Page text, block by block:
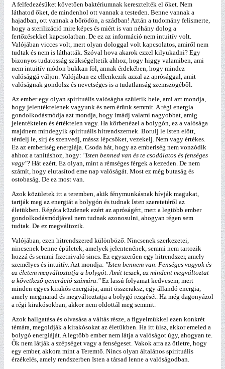
A felfedezésüket követően baktériumnak keresztelték el őket. Nem
láthatod őket, de mindenhol ott vannak a testeden. Benne vannak a
hajadban, ott vannak a bőrödön, a szádban! Aztán a tudomány felismerte,
hogy a sterilizáció mire képes és miért is van néhány dolog a
fertőzésekkel kapcsolatban. De ez az információ nem intuitív volt.
Valójában vicces volt, mert olyan dologgal volt kapcsolatos, amiről nem
tudtak és nem is láthatták. Szóval hova akarok ezzel kilyukadni? Egy
bizonyos tudatosság szükségeltetik ahhoz, hogy higgy valamiben, ami
nem intuitív módon bukkan föl, annak érdekében, hogy mindez
valósággá váljon. Valójában ez ellenkezik azzal az aprósággal, amit
valóságnak gondolsz és nevetséges is a tudatlanság szemszögéből.
Az ember egy olyan spirituális valóságba születik bele, ami azt mondja,
hogy jelentéktelenek vagyunk és nem érünk semmit. A régi energia
gondolkodásmódja azt mondja, hogy imádj valami nagyobbat, amíg
jelentéktelen és értéktelen vagy. Ha körbenézel a bolygón, ez a valósága
majdnem mindegyik spirituális hitrendszernek. Borulj le Isten előtt,
térdelj le, sírj és szenvedj, mássz lépcsőket, vezekelj. Nem vagy értékes.
Ez az emberiség energiája. Csoda hát, hogy az emberiség nem vonzódik
ahhoz a tanításhoz, hogy: "Isten benned van és te csodálatos és fenséges
vagy"? Hát ezért. Ez olyan, mint a rémséges férgek a kezeden. De nem
számít, hogy elutasítod eme nap valóságát. Most ez még butaság és
ostobaság. De ez most van.
Azok közületek itt a teremben, akik fénymunkásnak hívják magukat,
tartják meg az energiát a bolygón és tudnak Isten szeretetéről az
életükben. Régóta küzdenek ezért az apróságért, mert a legtöbb ember
gondolkodásmódjával nem tudnak azonosulni, ahogyan régen sem
tudtak. De ez megváltozik.
Valójában, ezen hitrendszered különböző. Nincsenek szerkezetei,
nincsenek benne épületek, amelyek jelentenének, semmi nem tartozik
hozzá és semmi fizetnivaló sincs. Ez egyszerűen egy hitrendszer, amely
személyes és intuitív. Azt mondja: "Isten bennem van. Fenséges vagyok és
az életem megváltoztatja a bolygót. Amit teszek, az mindent megváltoztat
a következő generáció számára."Ez lassú folyamat kedvesem, mert
minden egyes kirakós energiája, amit összeraksz, egy állandó energia,
amely megmarad és megváltoztatja a bolygó rezgését. Ha még dagonyázol
a régi kirakósokban, akkor nem oldottál meg semmit.
Azok hallgatása és olvasása a váltás része, a figyelmükkel ezen konkrét
témára, megoldják a kirakósokat az életükben. Ha itt ülsz, akkor emeled a
bolygó energiáját. A legtöbb ember nem látja a valóságot úgy, ahogyan te.
Ők nem látják a szépséget vagy a fenségeset. Vakok arra az ötletre, hogy
egy ember, akkora mint a Teremtő. Nincs olyan általános spirituális
érzékelés, amely rendszerben Isten a társad lenne a valóságodban.